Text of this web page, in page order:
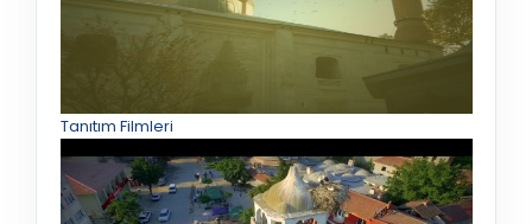
Tanıtım Filmleri